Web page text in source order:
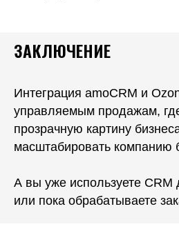
ЗАКЛЮЧЕНИЕ
Интеграция amoCRM и
управляемым продажам,
прозрачную картину
масштабировать компанию
А вы уже используете CRM
или пока обрабатываете